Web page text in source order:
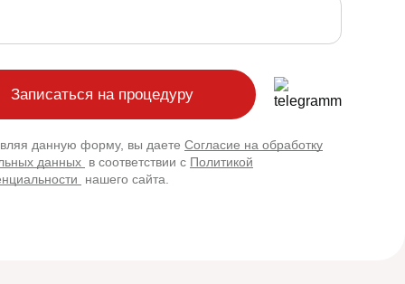
данную форму, вы даете Согласие на обработку
данных в соответствии с Политикой
нашего сайта.